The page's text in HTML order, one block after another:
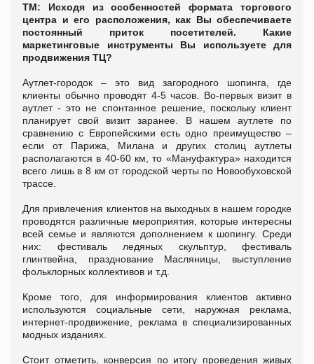
ТМ: Исходя из особенностей формата торгового
центра и его расположения, как Вы обеспечиваете
постоянный приток посетителей. Какие
маркетинговые инструменты Вы используете для
продвижения ТЦ?
Аутлет-городок – это вид загородного шопинга, где
клиенты обычно проводят 4-5 часов. Во-первых визит в
аутлет - это не спонтанное решение, поскольку клиент
планирует свой визит заранее. В нашем аутлете по
сравнению с Европейскими есть одно преимущество –
если от Парижа, Милана и других столиц аутлеты
располагаются в 40-60 км, то «Мануфактура» находится
всего лишь в 8 км от городской черты по Новообуховской
трассе.
Для привлечения клиентов на выходных в нашем городке
проводятся различные мероприятия, которые интересны
всей семье и являются дополнением к шопингу. Среди
них: фестиваль ледяных скульптур, фестиваль
глинтвейна, празднование Масляницы, выступление
фольклорных коллективов и т.д.
Кроме того, для информирования клиентов активно
используются социальные сети, наружная реклама,
интернет-продвижение, реклама в специализированных
модных изданиях.
Стоит отметить, конверсия по итогу проведения живых